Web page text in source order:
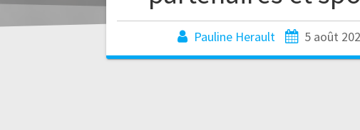
Pauline Herault 5 août